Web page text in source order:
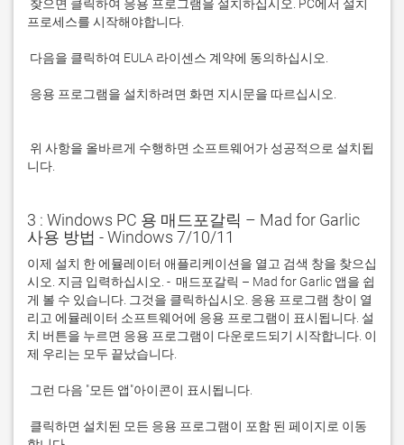
니다.
3 : Windows PC 용 매드포갈릭 – Mad for Garlic
사용 방법 - Windows 7/10/11
이제 설치 한 에뮬레이터 애플리케이션을 열고 검색 창을 찾으십
시오. 지금 입력하십시오. -  매드포갈릭 – Mad for Garlic 앱을 쉽
게 볼 수 있습니다. 그것을 클릭하십시오. 응용 프로그램 창이 열
리고 에뮬레이터 소프트웨어에 응용 프로그램이 표시됩니다. 설
치 버튼을 누르면 응용 프로그램이 다운로드되기 시작합니다. 이